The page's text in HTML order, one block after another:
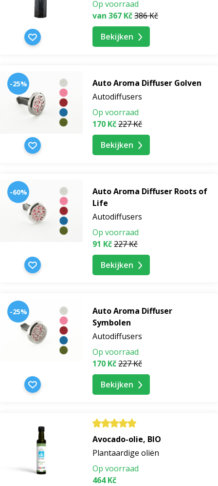
De categorie Voor welzijn nodigt uit tot vertragen.
Stop, adem in en gun jezelf verzorging die elke dag
Op voorraad
van 367 Kč386 Kč
Bekijken
-25%
Auto Aroma Diffuser Golven
Autodiffusers
Op voorraad
170 Kč227 Kč
Bekijken
-60%
Auto Aroma Diffuser Roots of
Life
Autodiffusers
Op voorraad
91 Kč227 Kč
Bekijken
-25%
Auto Aroma Diffuser
Symbolen
Autodiffusers
Op voorraad
170 Kč227 Kč
Bekijken
Avocado-olie, BIO
Plantaardige oliën
Op voorraad
464 Kč